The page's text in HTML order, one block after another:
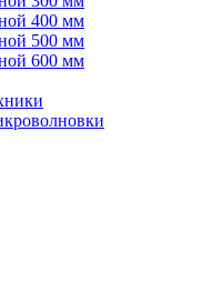
400 мм
500 мм
600 мм